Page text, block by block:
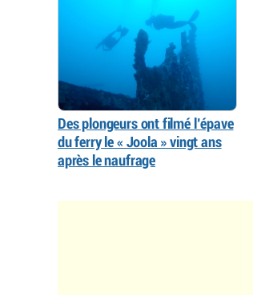
Des plongeurs ont filmé l’épave
du ferry le « Joola » vingt ans
après le naufrage